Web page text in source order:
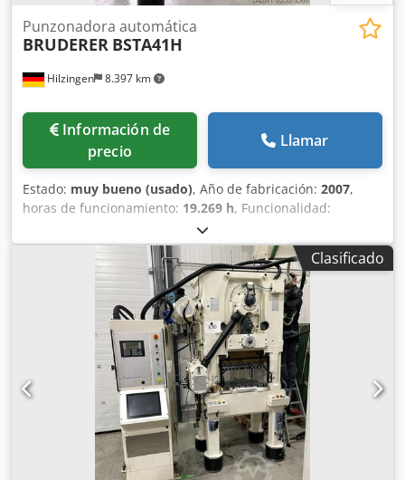
Hilzingen 8.397 km
Punzonadora automática
BRUDERER BSTA41H
Información de
precio
Llamar
Estado: muy bueno (usado), Año de fabricación: 2007,
horas de funcionamiento: 19.269 h, Funcionalidad:
, BSTA 41, con BBV 2x 202/120 +
AS120 Revisada por completo por Bruderer Suiza en 2007
Cumple con la normativa CE Dkodpszlqi Dsfx Aphor
¡Póngase en contacto con nosotros!
Clasificado